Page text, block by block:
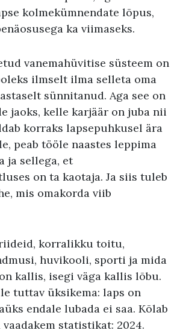
kolmekümnendate lõpus,
ka viimaseks.
vanemahüvitise süsteem on
ilmselt ilma selleta oma
sünnitanud. Aga see on
jaoks, kelle karjäär on juba nii
korraks lapsepuhkusel ära
peab tööle naastes leppima
ja sellega, et
on ta kaotaja. Ja siis tuleb
mis omakorda viib
riideid, korralikku toitu,
huvikooli, sporti ja mida
kallis, isegi väga kallis lõbu.
tuttav üksikema: laps on
endale lubada ei saa. Kõlab
statistikat: 2024.